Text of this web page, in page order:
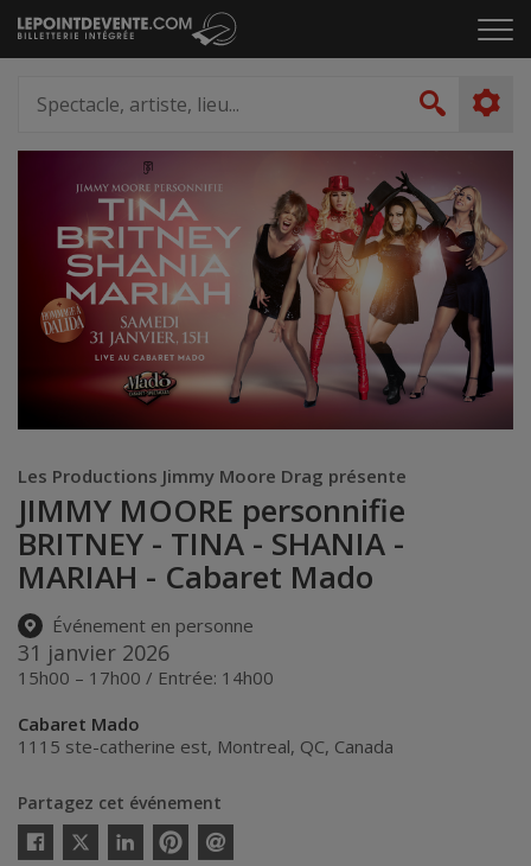
Passer
au
le
artiste,
lieu...
Les Productions Jimmy Moore Drag présente
JIMMY MOORE personnifie
BRITNEY - TINA - SHANIA -
MARIAH - Cabaret Mado
Événement en personne
31 janvier 2026
15h00 – 17h00 / Entrée: 14h00
Cabaret Mado
1115 ste-catherine est, Montreal, QC, Canada
Partagez cet événement
Twitter